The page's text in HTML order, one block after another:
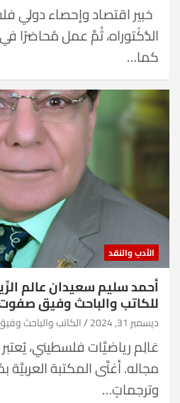
خبير اقتصاد وإحصاء دولي
الدُّكْتوراه، ثُمَّ عمل مُحاضرًا في
كما…
الأدب والنقد
أحمد سليم سعيدان عالم
للكاتب والباحث وفيق
ديسمبر 31, 2024 الكاتب والباحث
عَالِم رياضيَّات فلسطيني،
مجاله. أغنَّى المكتبة العربيَّة
وترجماتٍ…